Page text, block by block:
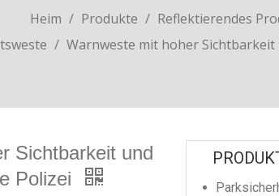
Heim / Produkte / Reflektierendes
/ Warnweste mit hoher
Sichtbarkeit und
Polizei